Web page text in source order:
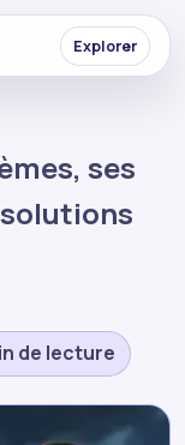
Explorer
ses
de lecture